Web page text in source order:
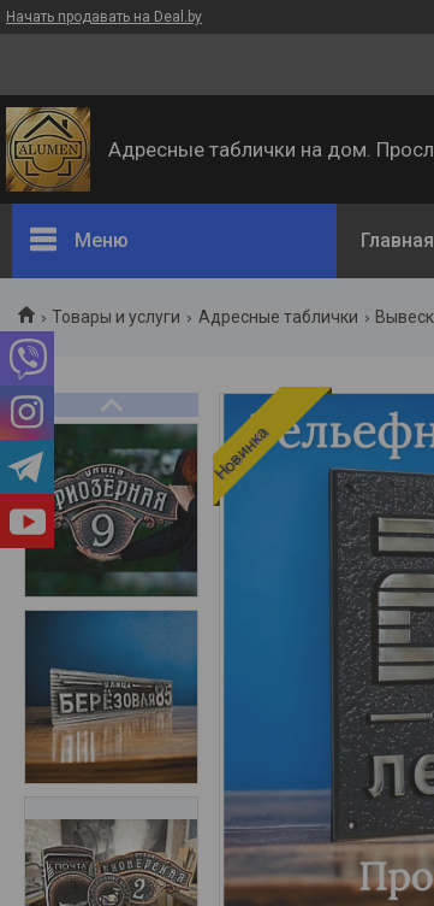
Начать продавать на Deal.by
Адресные таблички на дом.
Меню Главная
Товары и услуги Адресные таблички
Новинка